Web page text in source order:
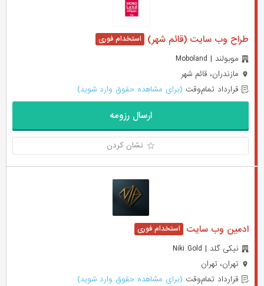
طراح وب سایت (قائم شهر)
موبولند | Moboland
مازندران، قائم شهر
قرارداد تمام‌وقت (برای مشاهده حقوق وارد شوید)
ارسال رزومه
نشان کردن
ادمین وب سایت
نیکی گلد | Niki Gold
تهران، تهران
قرارداد تمام‌وقت (برای مشاهده حقوق وارد شوید)